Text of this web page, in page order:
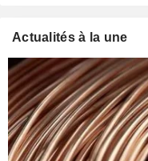
Actualités à la une